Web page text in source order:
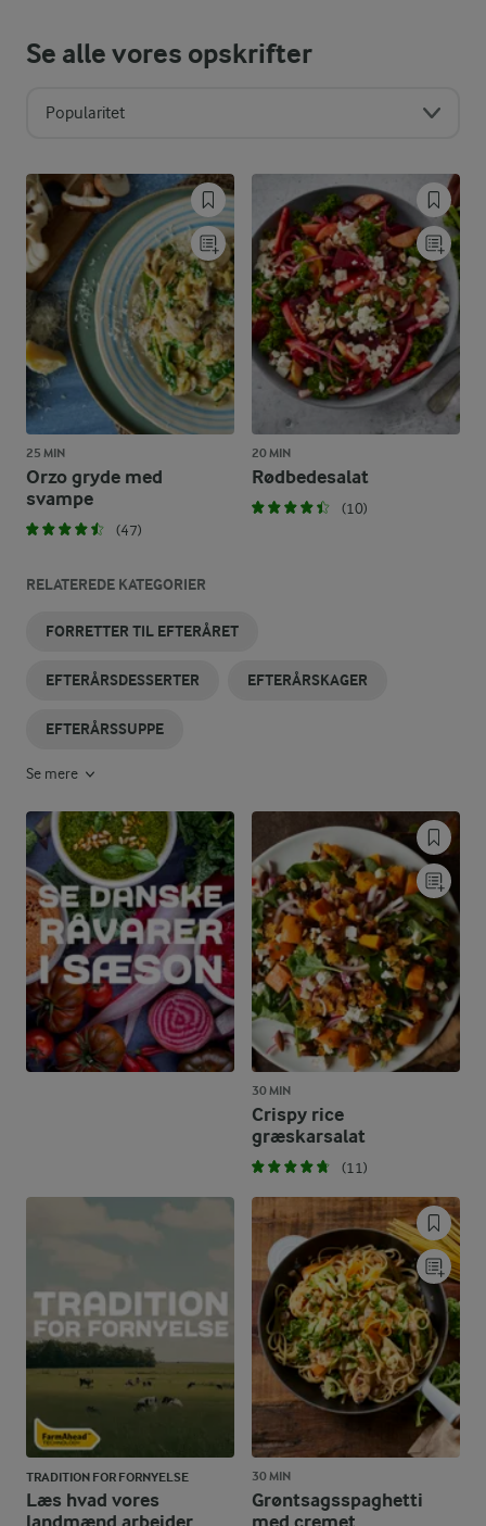
Se alle vores opskrifter
Popularitet
25 MIN
Orzo gryde med
svampe
(47)
20 MIN
Rødbedesalat
(10)
RELATEREDE KATEGORIER
FORRETTER TIL EFTERÅRET
EFTERÅRSDESSERTER EFTERÅRSKAGER
EFTERÅRSSUPPE
Se mere
30 MIN
Crispy rice
græskarsalat
(11)
TRADITION FOR FORNYELSE
Læs hvad vores
30 MIN
Grøntsagsspaghetti